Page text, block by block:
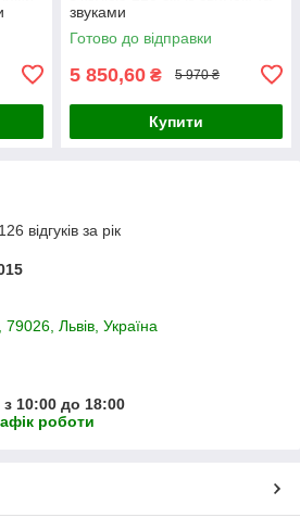
звуками
Готово до відправки
5 850,60 ₴ 5 970 ₴
Купити
відгуків за рік
Львів, Україна
10:00 до 18:00
роботи